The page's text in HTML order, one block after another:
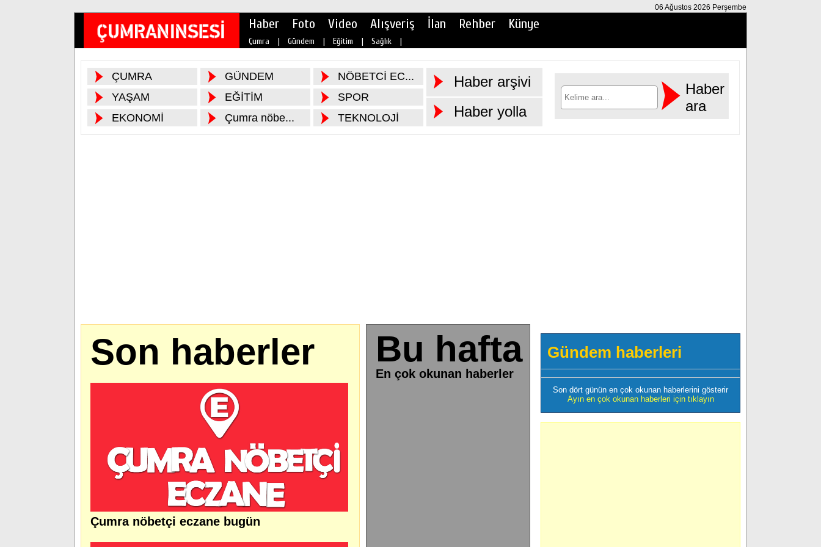
06 Ağustos 2026 Perşembe
Haber Foto Video Alışveriş İlan Rehber Künye
Çumra | Gündem | Eğitim | Sağlık |
ÇUMRA GÜNDEM
NÖBETCİ EC...
YAŞAM
EĞİTİM
SPOR
EKONOMİ
Çumra nöbe... TEKNOLOJİ
Haber arşivi
Haber yolla
Haber
ara
Son haberler
Çumra nöbetçi eczane bugün
Bu hafta
En çok okunan haberler
Gündem haberleri
Son dört günün en çok okunan haberlerini gösterir
Ayın en çok okunan haberleri için tıklayın